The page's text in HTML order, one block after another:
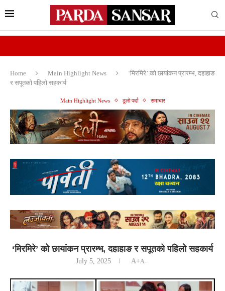
Home Main Highlight News
‘मिरमिरे’ को छायांकन प्रारम्भ, दहाहाङ
र सपूतको पहिलो सहकार्य
Main Highlight News ठूलो पर्दा समाचार
‘मिरमिरे’ को छायांकन प्रारम्भ, दहाहाङ र सपूतको पहिलो सहकार्य
July 5, 2025 A+A-